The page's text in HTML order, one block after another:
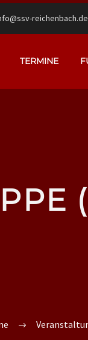
reichenbach.de
TERMINE